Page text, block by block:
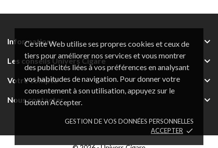
Ce site Web utilise ses propres cookies et ceux de
tiers pour améliorer nos services et vous montrer
des publicités liées à vos préférences en analysant
vos habitudes de navigation. Pour donner votre
consentement à son utilisation, appuyez sur le
bouton Accepter.
GESTION DE VOS DONNÉES PERSONNELLES
ACCEPTER done
Informations 
Les conseils Univers Cigare 
Votre compte 
Nous contacter 